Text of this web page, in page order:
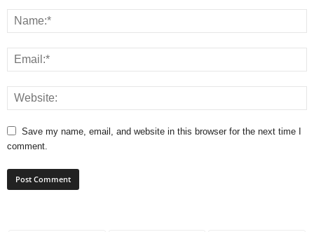
Save my name, email, and website in this browser for the next time I
comment.